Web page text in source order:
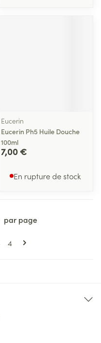
Eucerin
Eucerin Ph5 Huile Douche
100ml
7,00 €
En rupture de stock
actuellement la page
Page
4
par page